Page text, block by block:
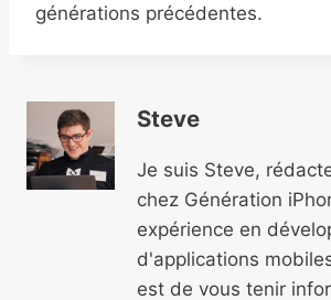
générations précédentes.
Steve
Je suis Steve,
chez Génération
expérience en
d'applications
est de vous tenir